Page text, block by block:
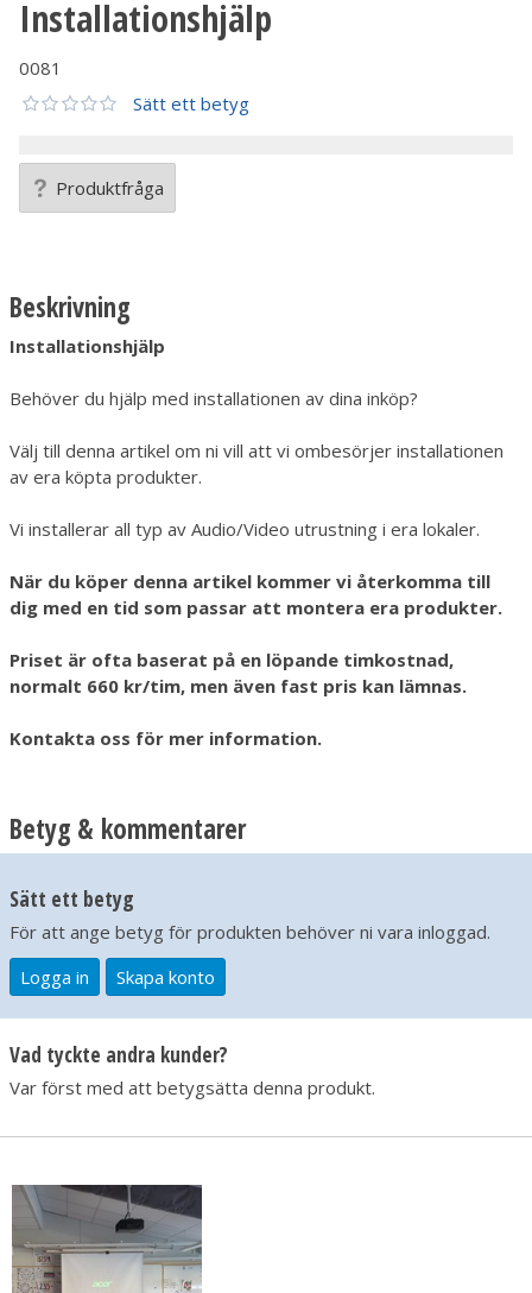
Installationshjälp
0081
Sätt ett betyg
Produktfråga
Beskrivning
Installationshjälp
Behöver du hjälp med installationen av dina inköp?
Välj till denna artikel om ni vill att vi ombesörjer installationen
av era köpta produkter.
Vi installerar all typ av Audio/Video utrustning i era lokaler.
När du köper denna artikel kommer vi återkomma till
dig med en tid som passar att montera era produkter.
Priset är ofta baserat på en löpande timkostnad,
normalt 660 kr/tim, men även fast pris kan lämnas.
Kontakta oss för mer information.
Betyg & kommentarer
Sätt ett betyg
För att ange betyg för produkten behöver ni vara inloggad.
Logga in
Skapa konto
Vad tyckte andra kunder?
Var först med att betygsätta denna produkt.